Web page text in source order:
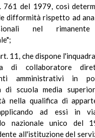
761 del 1979, così
difformità rispetto ad
nel
11, che dispone
di collaboratore
amministrativi in
di scuola media
nella qualifica di
ad essi in
nazionale unico del
all'istituzione del